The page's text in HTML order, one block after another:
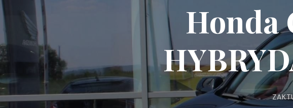
Honda